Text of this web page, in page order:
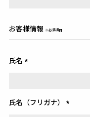
お客様情報 必須項目
氏名
氏名（フリガナ）